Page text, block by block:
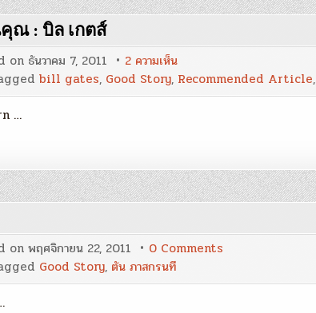
and
Grow
:
Jimmy
ณ : บิล เกตส์
on ธันวาคม 7, 2011 2 ความเห็นบน
11
สิ่ง
ที่
:
บิล
เกตส์
bill gates, Good Story, Recommended Article,
…
on พฤศจิกายน 22, 2011 0 Comments
:
Good Story, ตัน ภาสกรนที